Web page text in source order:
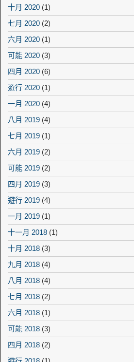
十月 2020 (1)
七月 2020 (2)
六月 2020 (1)
可能 2020 (3)
四月 2020 (6)
遊行 2020 (1)
一月 2020 (4)
八月 2019 (4)
七月 2019 (1)
六月 2019 (2)
可能 2019 (2)
四月 2019 (3)
遊行 2019 (4)
一月 2019 (1)
十一月 2018 (1)
十月 2018 (3)
九月 2018 (4)
八月 2018 (4)
七月 2018 (2)
六月 2018 (1)
可能 2018 (3)
四月 2018 (2)